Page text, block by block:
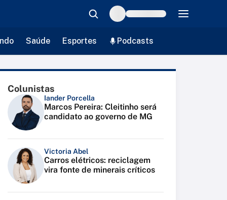
Saúde Esportes Podcasts
Colunistas
Iander Porcella
Marcos Pereira: Cleitinho será
candidato ao governo de MG
Victoria Abel
Carros elétricos: reciclagem
vira fonte de minerais críticos